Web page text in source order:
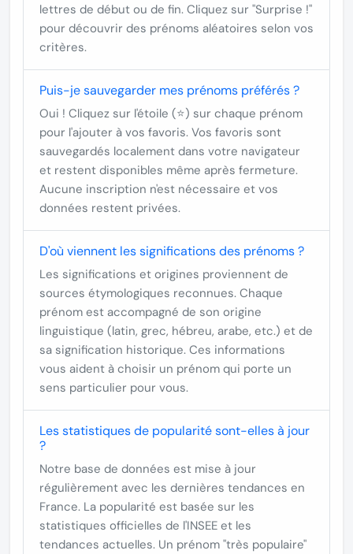
lettres de début ou de fin. Cliquez sur "Surprise !"
pour découvrir des prénoms aléatoires selon vos
critères.
Puis-je sauvegarder mes prénoms préférés ?
Oui ! Cliquez sur l'étoile (⭐) sur chaque prénom
pour l'ajouter à vos favoris. Vos favoris sont
sauvegardés localement dans votre navigateur
et restent disponibles même après fermeture.
Aucune inscription n'est nécessaire et vos
données restent privées.
D'où viennent les significations des prénoms ?
Les significations et origines proviennent de
sources étymologiques reconnues. Chaque
prénom est accompagné de son origine
linguistique (latin, grec, hébreu, arabe, etc.) et de
sa signification historique. Ces informations
vous aident à choisir un prénom qui porte un
sens particulier pour vous.
Les statistiques de popularité sont-elles à jour
?
Notre base de données est mise à jour
régulièrement avec les dernières tendances en
France. La popularité est basée sur les
statistiques officielles de l'INSEE et les
tendances actuelles. Un prénom "très populaire"